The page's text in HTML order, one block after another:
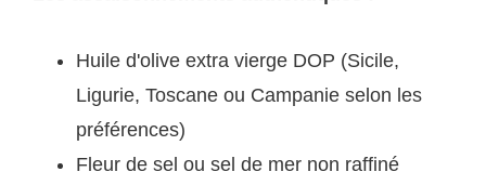
Huile d'olive extra vierge DOP (Sicile,
Ligurie, Toscane ou Campanie selon les
préférences)
Fleur de sel ou sel de mer non raffiné